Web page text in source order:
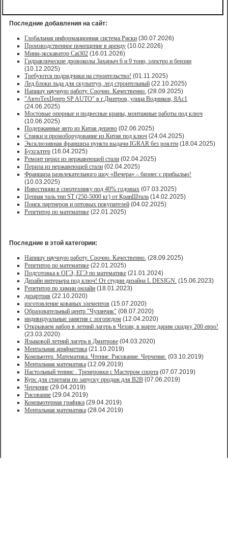
Последние добавления на сайт:
Глобальная информационная система Риски (30.07.2026)
Производственное помещение в аренду (10.02.2026)
Мини-экскаватор Cat302 (16.01.2026)
Гидравлические дровоколы Захарыч 6 и 9 тонн, электро и бензин
(10.12.2025)
Требуются подрядчики на строительство! (01.11.2025)
Лед,блоки льда для скульптур, лед строительный (22.10.2025)
Напишу научную работу. Срочно. Качественно. (28.09.2025)
"АвтоТехЦентр SP AUTO" в г.Дмитров, улица Водников, 8Ас1
(24.06.2025)
Мостовые опорные и подвесные краны, монтажные работы под ключ
(10.06.2025)
Подержанные авто из Китая дешево (02.06.2025)
Станки и промоборудование из Китая под ключ (24.04.2025)
Эксклюзивная франшиза пункта выдачи IGRAR без роялти (18.04.2025)
Бухгалтер (16.04.2025)
Ремонт перил из нержавеющей стали (02.04.2025)
Перила из нержавеющей стали (02.04.2025)
Франшиза развлекательного шоу «Вечера» – бизнес с прибылью!
(10.03.2025)
Инвестиции в спецтехнику под 40% годовых (07.03.2025)
Цепная таль тип ST (250-5000 кг) от КранШталь (14.02.2025)
Поиск партнеров и оптовых покупателей (04.02.2025)
Репетитор по математике (22.01.2025)
Последние в этой категории:
Напишу научную работу. Срочно. Качественно. (28.09.2025)
Репетитор по математике (22.01.2025)
Подготовка к ОГЭ, ЕГЭ по математике (21.01.2024)
Дизайн интерьера под ключ! От студии дизайна L DESIGN. (15.06.2023)
Репетитор по химии онлайн (18.01.2023)
дизартрия (22.10.2020)
изготовление кованых элементов (15.07.2020)
Образовательный центр "Чуланчик" (08.07.2020)
индивидуальные занятия с логопедом (12.04.2020)
Открываем набор в летний лагерь в Чехии, в марте дарим скидку 200 евро!
(23.03.2020)
Языковой летний лагерь в Дмитрове (04.03.2020)
Ментальная арифметика (21.10.2019)
Компьютер. Математика. Чтение. Рисование. Черчение. (03.10.2019)
Ментальная математика (12.09.2019)
Настольный теннис . Тренеровки с Мастером спорта (07.07.2019)
Курс для стартапа по запуску продаж для В2В (07.06.2019)
Черчение (29.04.2019)
Рисование (29.04.2019)
Компьютерная графика (29.04.2019)
Ментальная математика (28.04.2019)